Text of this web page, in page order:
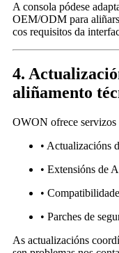
A consola pódese
OEM/ODM para
cos requisitos da
4.
aliñamento
OWON ofrece servizos
• Actualizacións
• Extensións de
•
• Parches de
As actualizacións